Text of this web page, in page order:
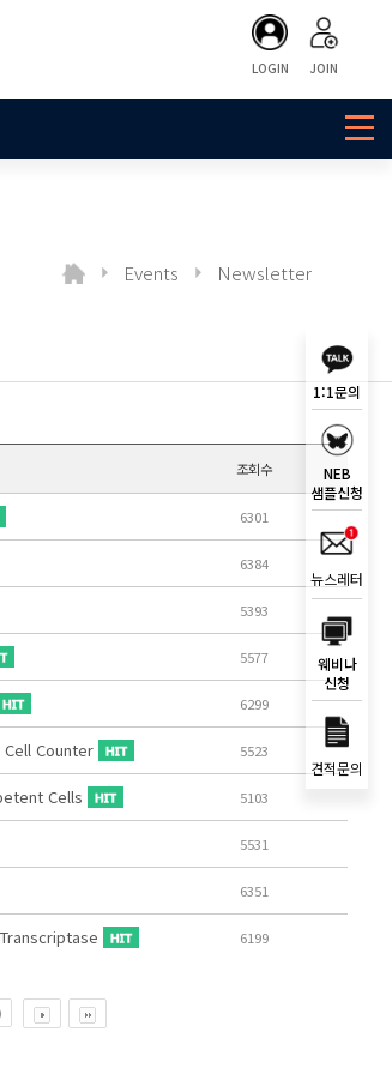
LOGIN JOIN
Events Newsletter
조회수
6301
6384
5393
5577
6299
Cell Counter 5523
Cells 5103
5531
6351
6199
1:1문의
NEB
샘플신청
뉴스레터
웨비나
신청
견적문의